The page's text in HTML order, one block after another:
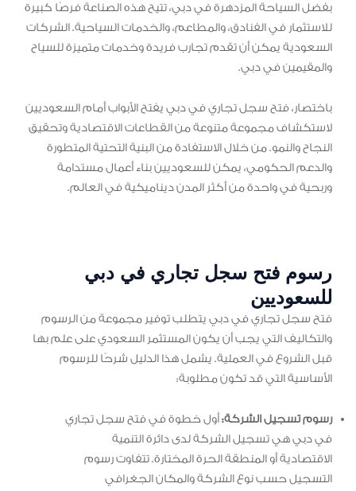
بفضل السياحة المزدهرة في دبي، تتيح هذه الصناعة فرصًا كبيرة
للاستثمار في الفنادق، والمطاعم، والخدمات السياحية. الشركات
السعودية يمكن أن تقدم تجارب فريدة وخدمات متميزة للسياح
والمقيمين في دبي.
باختصار، فتح سجل تجاري في دبي يفتح الأبواب أمام السعوديين
لاستكشاف مجموعة متنوعة من القطاعات الاقتصادية وتحقيق
النجاح والنمو. من خلال الاستفادة من البنية التحتية المتطورة
والدعم الحكومي، يمكن للسعوديين بناء أعمال مستدامة
وربحية في واحدة من أكثر المدن ديناميكية في العالم.
رسوم فتح سجل تجاري في دبي
للسعوديين
فتح سجل تجاري في دبي يتطلب توفير مجموعة من الرسوم
والتكاليف التي يجب أن يكون المستثمر السعودي على علم بها
قبل الشروع في العملية. يشمل هذا الدليل شرحًا للرسوم
الأساسية التي قد تكون مطلوبة:
رسوم تسجيل الشركة:أول خطوة في فتح سجل تجاري
في دبي هي تسجيل الشركة لدى دائرة التنمية
الاقتصادية أو المنطقة الحرة المختارة. تتفاوت رسوم
التسجيل حسب نوع الشركة والمكان الجغرافي